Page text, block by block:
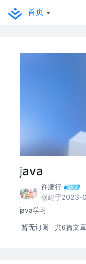
首页
java
许潜行
创建于2023-
java学习
暂无订阅 共6篇文章